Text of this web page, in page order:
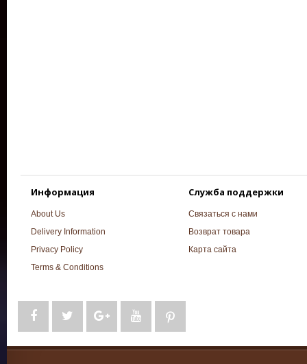
Информация
About Us
Delivery Information
Privacy Policy
Terms & Conditions
Служба поддержки
Связаться с нами
Возврат товара
Карта сайта